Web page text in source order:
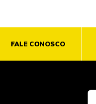
FALE CONOSCO